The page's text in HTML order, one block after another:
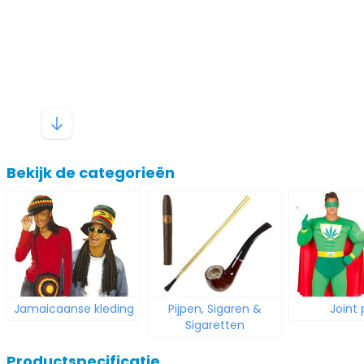
Bekijk de categorieën
Jamaicaanse kleding
Pijpen, Sigaren &
Sigaretten
Joint